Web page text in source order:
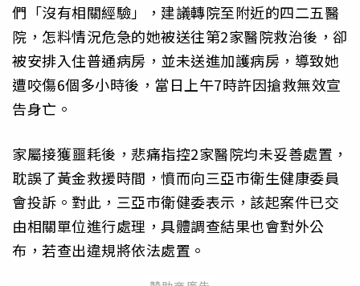
們「沒有相關經驗」，建議轉院至附近的四二五醫
院，怎料情況危急的她被送往第2家醫院救治後，卻
被安排入住普通病房，並未送進加護病房，導致她
遭咬傷6個多小時後，當日上午7時許因搶救無效宣
告身亡。
家屬接獲噩耗後，悲痛指控2家醫院均未妥善處置，
耽誤了黃金救援時間，憤而向三亞市衛生健康委員
會投訴。對此，三亞市衛健委表示，該起案件已交
由相關單位進行處理，具體調查結果也會對外公
布，若查出違規將依法處置。